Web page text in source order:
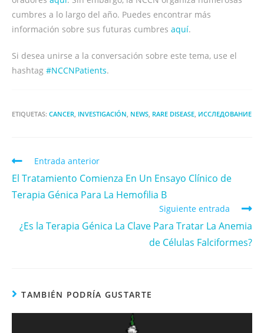
cumbres a lo largo del año. Puedes encontrar más
información sobre sus futuras cumbres aquí.
Si desea unirse a la conversación sobre este tema, use el
hashtag #NCCNPatients.
ETIQUETAS: CANCER INVESTIGACIÓN NEWS RARE DISEASE ИССЛЕДОВАНИЕ
Entrada anterior
El Tratamiento Comienza En Un Ensayo Clínico de
Terapia Génica Para La Hemofilia B
Siguiente entrada
¿Es la Terapia Génica La Clave Para Tratar La Anemia
de Células Falciformes?
TAMBIÉN PODRÍA GUSTARTE